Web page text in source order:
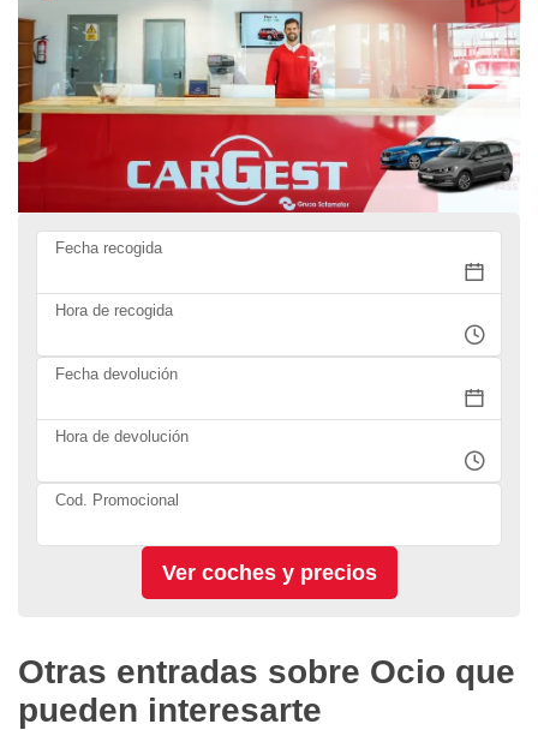
Fecha recogida
Hora de recogida
Fecha devolución
Hora de devolución
Cod. Promocional
Otras entradas sobre Ocio que
pueden interesarte